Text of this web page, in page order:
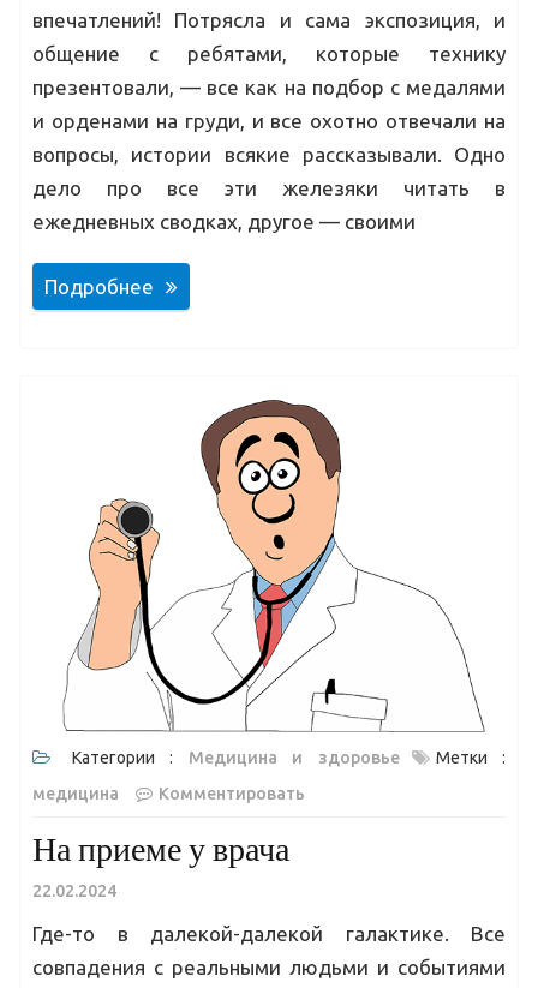
впечатлений! Потрясла и сама экспозиция, и
общение с ребятами, которые технику
презентовали, — все как на подбор с медалями
и орденами на груди, и все охотно отвечали на
вопросы, истории всякие рассказывали. Одно
дело про все эти железяки читать в
ежедневных сводках, другое — своими
Подробнее
Категории : Медицина и здоровье
Метки :
медицина
Комментировать
На приеме у врача
22.02.2024
Где-то в далекой-далекой галактике. Все
совпадения с реальными людьми и событиями